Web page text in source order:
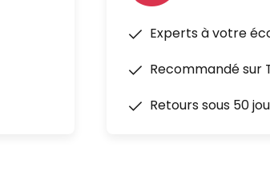
Experts à votre
Recommandé sur
Retours sous 50